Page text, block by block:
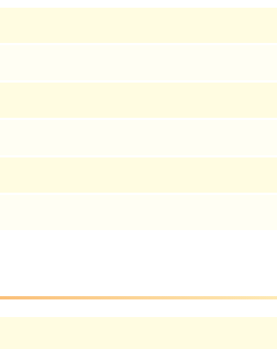
まざまな講座・クラス
の出産を希望される方へ
ロフィール